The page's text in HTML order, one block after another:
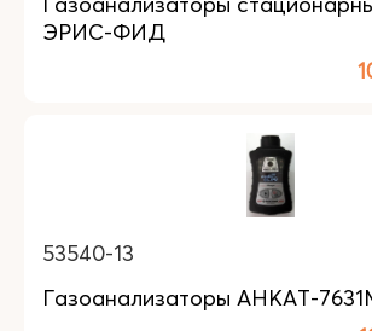
ЭРИС-ФИД
53540-13
Газоанализаторы АНКАТ-